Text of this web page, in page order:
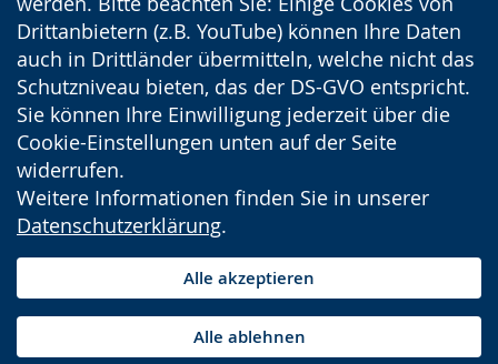
Drittanbietern (z.B. YouTube) können Ihre Daten
auch in Drittländer übermitteln, welche nicht das
Schutzniveau bieten, das der DS-GVO entspricht.
Sie können Ihre Einwilligung jederzeit über die
Cookie-Einstellungen unten auf der Seite
widerrufen.
Weitere Informationen finden Sie in unserer
Datenschutzerklärung.
Alle akzeptieren
Alle ablehnen